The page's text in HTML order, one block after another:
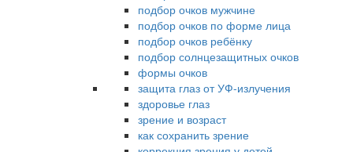
подбор очков мужчине
подбор очков по форме лица
подбор очков ребёнку
подбор солнцезащитных очков
формы очков
защита глаз от УФ-излучения
здоровье глаз
зрение и возраст
как сохранить зрение